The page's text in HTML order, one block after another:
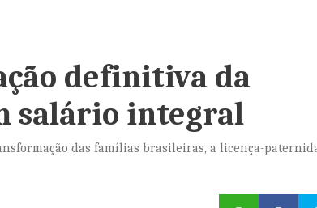
definitiva da
salário integral
das famílias brasileiras, a licença-